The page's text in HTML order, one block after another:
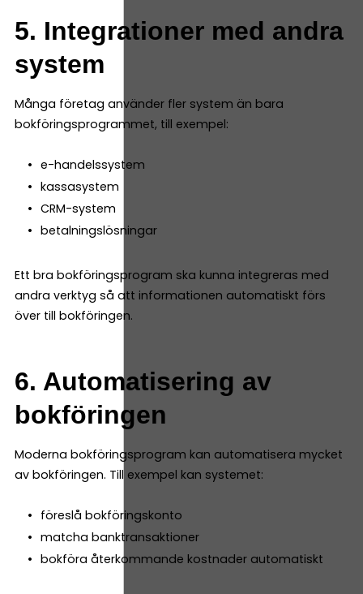
5. Integrationer med andra
system
Många företag använder fler system än bara
bokföringsprogrammet, till exempel:
e-handelssystem
kassasystem
CRM-system
betalningslösningar
Ett bra bokföringsprogram ska kunna integreras med
andra verktyg så att informationen automatiskt förs
över till bokföringen.
6. Automatisering av
bokföringen
Moderna bokföringsprogram kan automatisera mycket
av bokföringen. Till exempel kan systemet:
föreslå bokföringskonto
matcha banktransaktioner
bokföra återkommande kostnader automatiskt